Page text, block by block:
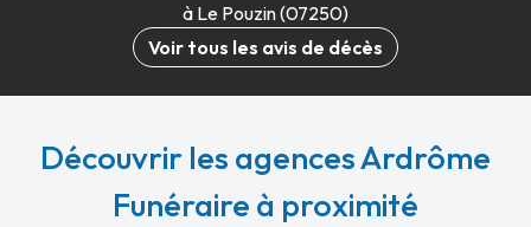
à Le Pouzin (07250)
Voir tous les avis de décès
Découvrir les agences Ardrôme
Funéraire à proximité